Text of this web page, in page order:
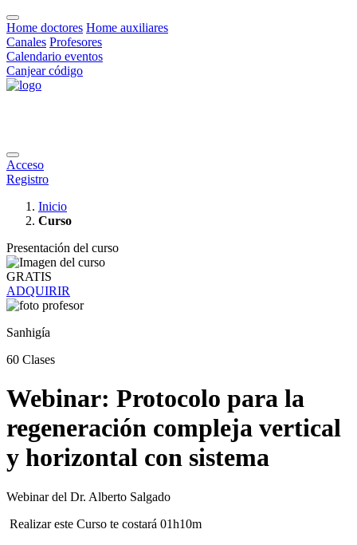
Home doctores Home auxiliares
Canales Profesores
Calendario eventos
Canjear código
Acceso
Registro
Inicio
Curso
Presentación del curso
GRATIS
ADQUIRIR
Sanhigía
60 Clases
Webinar: Protocolo para la
regeneración compleja vertical
y horizontal con sistema
Webinar del Dr. Alberto Salgado
Realizar este Curso te costará 01h10m